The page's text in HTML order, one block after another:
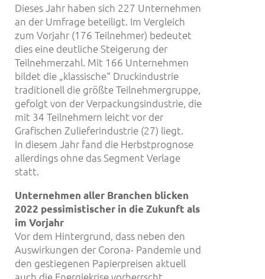
Dieses Jahr haben sich 227 Unternehmen
an der Umfrage beteiligt. Im Vergleich
zum Vorjahr (176 Teilnehmer) bedeutet
dies eine deutliche Steigerung der
Teilnehmerzahl. Mit 166 Unternehmen
bildet die „klassische“ Druckindustrie
traditionell die größte Teilnehmergruppe,
gefolgt von der Verpackungsindustrie, die
mit 34 Teilnehmern leicht vor der
Grafischen Zulieferindustrie (27) liegt.
In diesem Jahr fand die Herbstprognose
allerdings ohne das Segment Verlage
statt.
Unternehmen aller Branchen blicken
2022 pessimistischer in die Zukunft als
im Vorjahr
Vor dem Hintergrund, dass neben den
Auswirkungen der Corona- Pandemie und
den gestiegenen Papierpreisen aktuell